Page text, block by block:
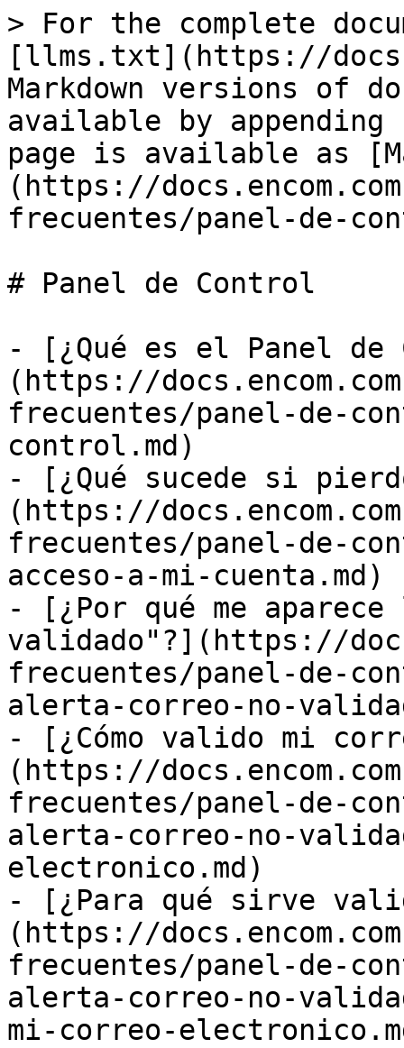
> For the complete
[llms.txt](https://
Markdown versions of
available by
page is available as
(https://
frecuentes/panel-de-
# Panel de Control
- [¿Qué es el Panel de
(https://
frecuentes/panel-de-
control.md)
- [¿Qué sucede si
(https://
frecuentes/panel-de-
acceso-a-mi-cuenta.md)
- [¿Por qué me
validado"?](https://
frecuentes/panel-de-
alerta-correo-no-
- [¿Cómo valido mi
(https://
frecuentes/panel-de-
alerta-correo-no-
electronico.md)
- [¿Para qué sirve
(https://
frecuentes/panel-de-
alerta-correo-no-
mi-correo-